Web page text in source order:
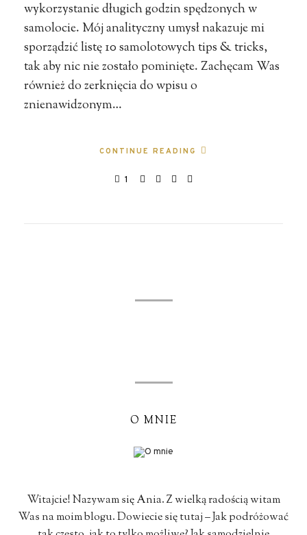
wykorzystanie długich godzin spędzonych w
samolocie. Mój analityczny umysł nakazuje mi
sporządzić listę 10 samolotowych tips & tricks,
tak aby nic nie zostało pominięte. Zachęcam Was
również do zerknięcia do wpisu o
znienawidzonym…
CONTINUE READING
1
O MNIE
Witajcie! Nazywam się Ania. Z wielką radością witam
Was na moim blogu. Dowiecie się tutaj – Jak podróżować